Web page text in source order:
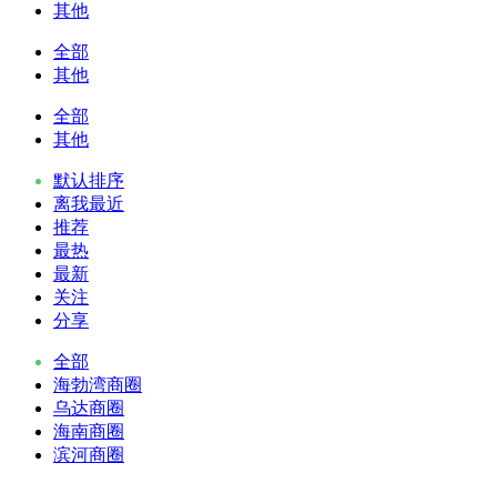
其他
全部
其他
全部
其他
默认排序
离我最近
推荐
最热
最新
关注
分享
全部
海勃湾商圈
乌达商圈
海南商圈
滨河商圈